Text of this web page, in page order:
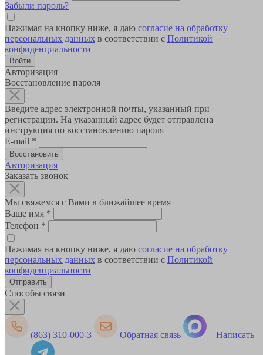
Забыли пароль?
Нажимая на кнопку ниже, я даю согласие на обработку
персональных данных в соответствии с Политикой
конфиденциальности
Авторизация
Восстановление пароля
Введите адрес электронной почты, указанный при
регистрации. На указанный адрес будет отправлена
инструкция по восстановлению пароля
E-mail *
Авторизация
Заказать звонок
Мы свяжемся с Вами в ближайшее время
Ваше имя *
Телефон *
Нажимая на кнопку ниже, я даю согласие на обработку
персональных данных в соответствии с Политикой
конфиденциальности
Способы связи
(863) 310-000-3 Обратная связь Написать